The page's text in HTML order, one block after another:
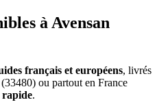
à Avensan
français et européens, livrés
ou partout en France
.